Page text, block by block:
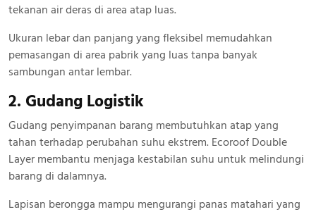
tekanan air deras di area atap luas.
Ukuran lebar dan panjang yang fleksibel memudahkan
pemasangan di area pabrik yang luas tanpa banyak
sambungan antar lembar.
2. Gudang Logistik
Gudang penyimpanan barang membutuhkan atap yang
tahan terhadap perubahan suhu ekstrem. Ecoroof Double
Layer membantu menjaga kestabilan suhu untuk melindungi
barang di dalamnya.
Lapisan berongga mampu mengurangi panas matahari yang